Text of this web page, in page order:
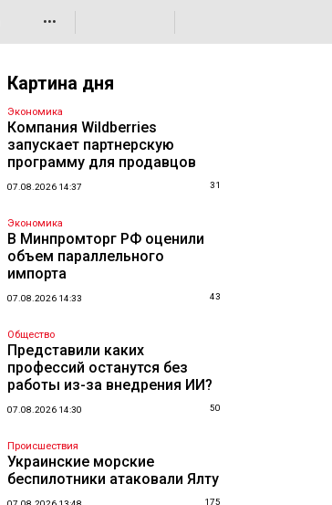
•••
Картина дня
Экономика
Компания Wildberries
запускает партнерскую
программу для продавцов
07.08.2026 14:37 31
Экономика
В Минпромторг РФ оценили
объем параллельного
импорта
07.08.2026 14:33 43
Общество
Представили каких
профессий останутся без
работы из-за внедрения ИИ?
07.08.2026 14:30 50
Происшествия
Украинские морские
беспилотники атаковали Ялту
175